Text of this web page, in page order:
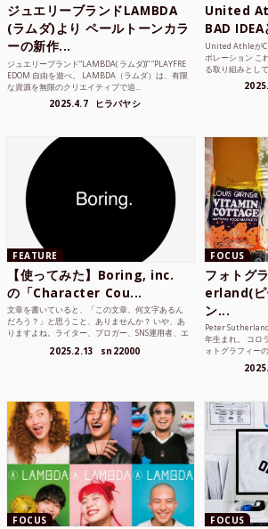
ジュエリーブランドLAMBDA
(ラムダ)より ペールトーンカラ
ーの新作...
ジュエリーブランド“LAMBDA( ラムダ))” “PLAYFRE
EDOM 自由を遊べ。 LAMBDA（ラムダ）は、有限
な資源を無限のクリエイティブで追...
2025.4.7 ヒラバヤシ
United
BAD
United Athleが
ボレーション こ
る取り組みとし
FEATURE
【使ってみた】Boring, inc.
の「Character Cou...
文章を書いていると、「この文章、何文字あるん
だろう？」と思うこと、ありませんか？ いや、あ
りますよね。ライター、ブロガー、SNS運用者、エ
2025.2.13 sn22000
FOCUS
フォトグ
erland(ピ
ン...
Peter
年生まれ。 コロ
ォトグラフィー
FOCUS FOCUS